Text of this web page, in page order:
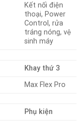
Kết nối điện
thoại, Power
Control, rửa
tráng nóng, vệ
sinh máy
Khay thứ 3
Max Flex Pro
Phụ kiện